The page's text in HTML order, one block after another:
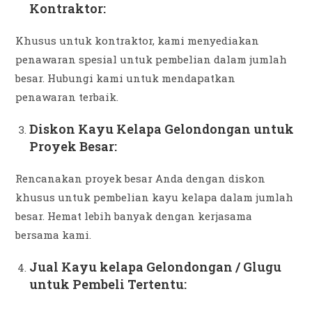
Kontraktor:
Khusus untuk kontraktor, kami menyediakan
penawaran spesial untuk pembelian dalam jumlah
besar. Hubungi kami untuk mendapatkan
penawaran terbaik.
Diskon Kayu Kelapa Gelondongan untuk
Proyek Besar:
Rencanakan proyek besar Anda dengan diskon
khusus untuk pembelian kayu kelapa dalam jumlah
besar. Hemat lebih banyak dengan kerjasama
bersama kami.
Jual Kayu kelapa Gelondongan / Glugu
untuk Pembeli Tertentu: